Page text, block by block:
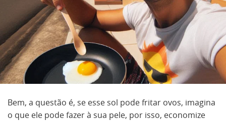
Bem, a questão é, se esse sol pode fritar ovos, imagina
o que ele pode fazer à sua pele, por isso, economize